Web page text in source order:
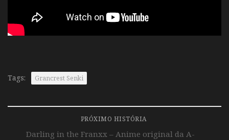
Tags: Grancrest Senki
PRÓXIMO HISTÓRIA
Darling in the Franxx – Anime original da A-